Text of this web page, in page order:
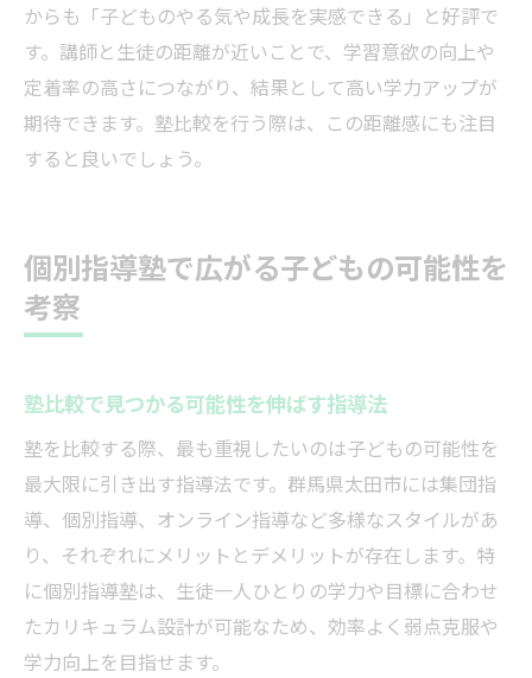
からも「子どものやる気や成長を実感できる」と好評で
す。講師と生徒の距離が近いことで、学習意欲の向上や
定着率の高さにつながり、結果として高い学力アップが
期待できます。塾比較を行う際は、この距離感にも注目
すると良いでしょう。
個別指導塾で広がる子どもの可能性を
考察
塾比較で見つかる可能性を伸ばす指導法
塾を比較する際、最も重視したいのは子どもの可能性を
最大限に引き出す指導法です。群馬県太田市には集団指
導、個別指導、オンライン指導など多様なスタイルがあ
り、それぞれにメリットとデメリットが存在します。特
に個別指導塾は、生徒一人ひとりの学力や目標に合わせ
たカリキュラム設計が可能なため、効率よく弱点克服や
学力向上を目指せます。